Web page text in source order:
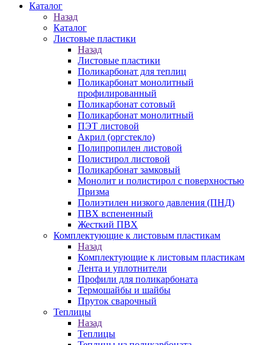
Каталог
Назад
Каталог
Листовые пластики
Назад
Листовые пластики
Поликарбонат для теплиц
Поликарбонат монолитный
профилированный
Поликарбонат сотовый
Поликарбонат монолитный
ПЭТ листовой
Акрил (оргстекло)
Полипропилен листовой
Полистирол листовой
Поликарбонат замковый
Монолит и полистирол с поверхностью
Призма
Полиэтилен низкого давления (ПНД)
ПВХ вспененный
Жесткий ПВХ
Комплектующие к листовым пластикам
Назад
Комплектующие к листовым пластикам
Лента и уплотнители
Профили для поликарбоната
Термошайбы и шайбы
Пруток сварочный
Теплицы
Назад
Теплицы